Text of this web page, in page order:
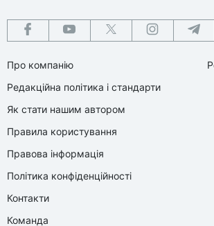
Про компанію
Редакційна політика і стандарти
Як стати нашим автором
Правила користування
Правова інформація
Політика конфіденційності
Контакти
Команда